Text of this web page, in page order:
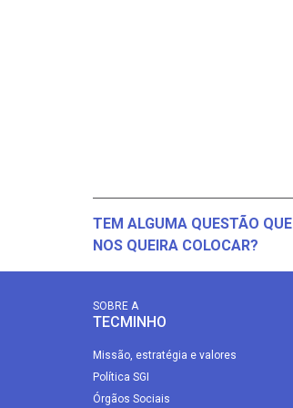
TEM ALGUMA QUESTÃO QUE
NOS QUEIRA COLOCAR?
SOBRE A
TECMINHO
Missão, estratégia e valores
Política SGI
Órgãos Sociais